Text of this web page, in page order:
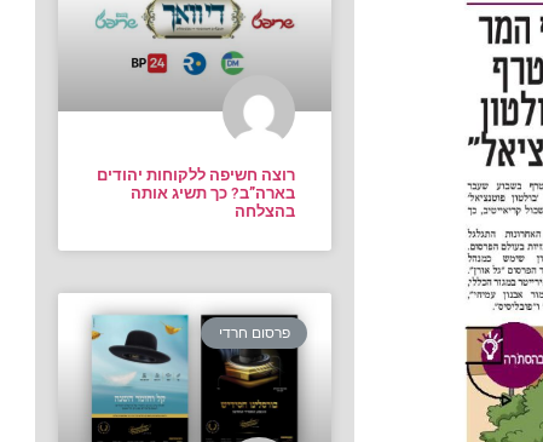
רוצה חשיפה ללקוחות יהודים
בארה”ב? כך תשיג אותה
בהצלחה
פרסום חרדי